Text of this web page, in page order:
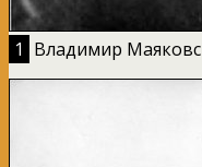
1 Владимир